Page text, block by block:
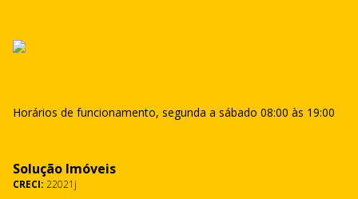
Horários de funcionamento, segunda a sábado 08:00 às 19:00
Solução Imóveis
CRECI: 22021j